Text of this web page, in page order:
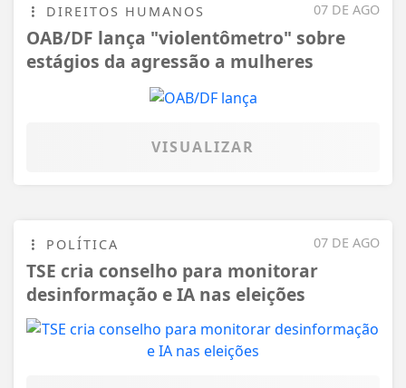
07 DE AGO
DIREITOS HUMANOS
OAB/DF lança "violentômetro" sobre
estágios da agressão a mulheres
VISUALIZAR
07 DE AGO
POLÍTICA
TSE cria conselho para monitorar
desinformação e IA nas eleições